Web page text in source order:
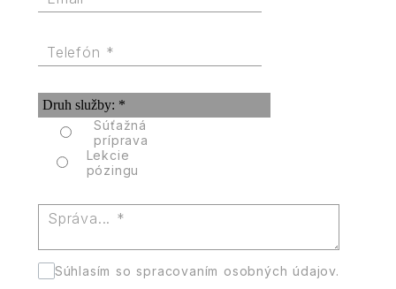
Druh služby: *
Súťažná
príprava
Lekcie
pózingu
Súhlasím so spracovaním osobných údajov.